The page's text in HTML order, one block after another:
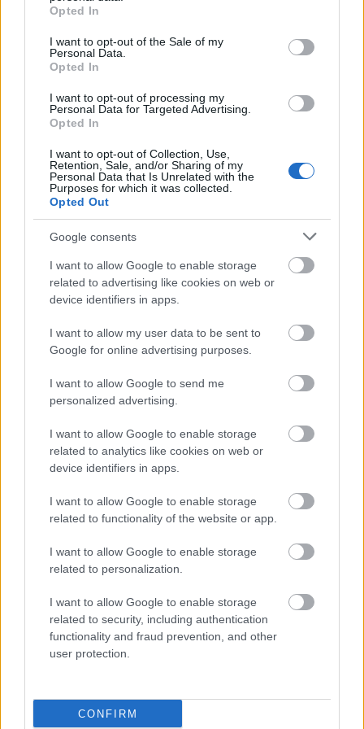
use your data for below specified purposes in below Google
consent section.
Opted In
I want to opt-out of the Sale of my
Personal Data.
Opted In
I want to opt-out of processing my
Personal Data for Targeted Advertising.
Opted In
I want to opt-out of Collection, Use,
Retention, Sale, and/or Sharing of my
Personal Data that Is Unrelated with the
Purposes for which it was collected.
Opted Out
Google consents
I want to allow Google to enable storage
related to advertising like cookies on web or
device identifiers in apps.
I want to allow my user data to be sent to
Google for online advertising purposes.
I want to allow Google to send me
personalized advertising.
I want to allow Google to enable storage
related to analytics like cookies on web or
device identifiers in apps.
I want to allow Google to enable storage
related to functionality of the website or app.
I want to allow Google to enable storage
related to personalization.
I want to allow Google to enable storage
related to security, including authentication
functionality and fraud prevention, and other
user protection.
CONFIRM
El mejor 11 tras 13 jornadas: dominio blaugrana
18. noviembre 2024 Por Jesus Gallo |
Raphinha y tres compañeros del F.C. Barcelona forman parte del mejor
presencia de jugadores de la Real Sociedad.
La Real Sociedad en Comunio: ¿A quién comprar y vender?
11. octubre 2024 PorJesus Gallo|